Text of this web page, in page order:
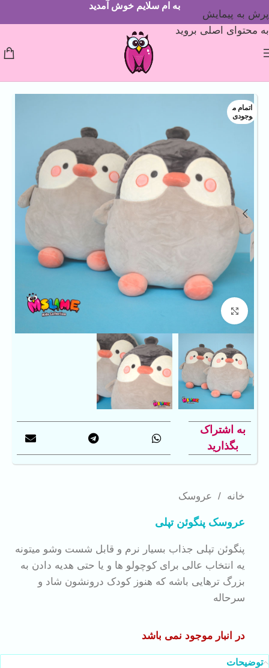
پرش به پیمایش
به محتوای اصلی بروید
به ام سلایم خوش آمدید
خانه / عروسک
عروسک پنگوئن تپلی
پنگوئن تپلی جذاب بسیار نرم و قابل شست وشو میتونه
یه انتخاب عالی برای کوچولو ها و یا حتی هدیه دادن به
بزرگ ترهایی باشه که هنوز کودک درونشون شاد و
سرحاله
در انبار موجود نمی باشد
اتمام م
وجودی
بزرگنمایی تصویر
به اشتراک
بگذارید
توضیحات